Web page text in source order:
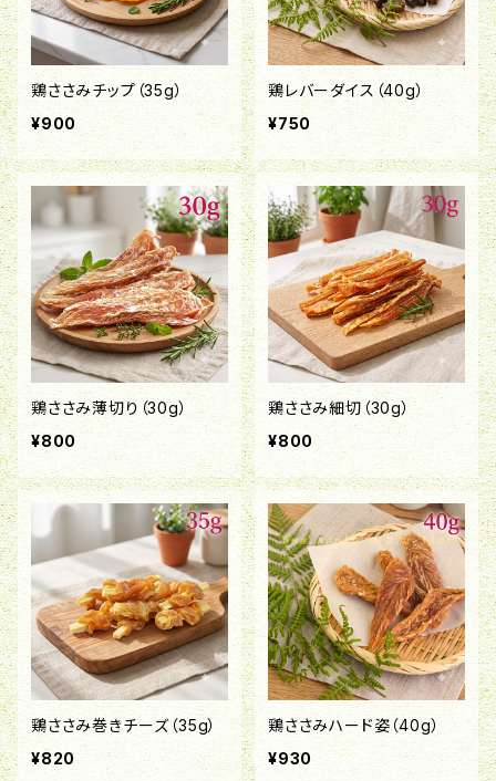
鶏ささみチップ（35g）
¥900
鶏レバーダイス（40g）
¥750
鶏ささみ薄切り（30g）
¥800
鶏ささみ細切（30g）
¥800
鶏ささみ巻きチーズ（35g）
¥820
鶏ささみハード姿（40g）
¥930